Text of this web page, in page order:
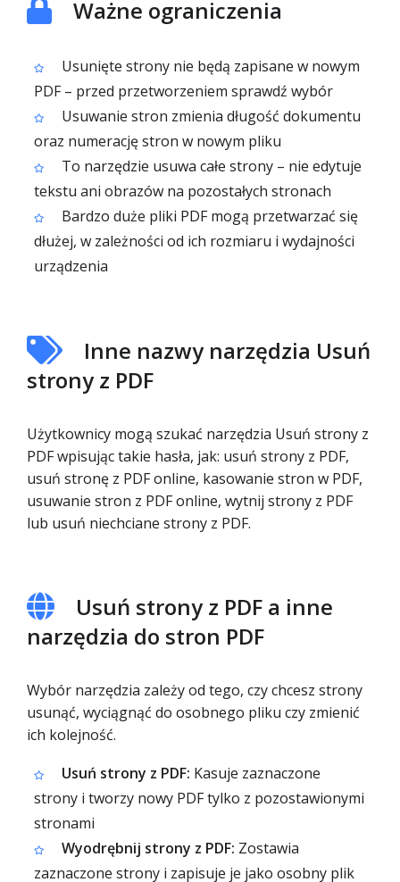
Ważne ograniczenia
Usunięte strony nie będą zapisane w nowym
PDF – przed przetworzeniem sprawdź wybór
Usuwanie stron zmienia długość dokumentu
oraz numerację stron w nowym pliku
To narzędzie usuwa całe strony – nie edytuje
tekstu ani obrazów na pozostałych stronach
Bardzo duże pliki PDF mogą przetwarzać się
dłużej, w zależności od ich rozmiaru i wydajności
urządzenia
Inne nazwy narzędzia Usuń
strony z PDF
Użytkownicy mogą szukać narzędzia Usuń strony z
PDF wpisując takie hasła, jak: usuń strony z PDF,
usuń stronę z PDF online, kasowanie stron w PDF,
usuwanie stron z PDF online, wytnij strony z PDF
lub usuń niechciane strony z PDF.
Usuń strony z PDF a inne
narzędzia do stron PDF
Wybór narzędzia zależy od tego, czy chcesz strony
usunąć, wyciągnąć do osobnego pliku czy zmienić
ich kolejność.
Usuń strony z PDF: Kasuje zaznaczone
strony i tworzy nowy PDF tylko z pozostawionymi
stronami
Wyodrębnij strony z PDF: Zostawia
zaznaczone strony i zapisuje je jako osobny plik